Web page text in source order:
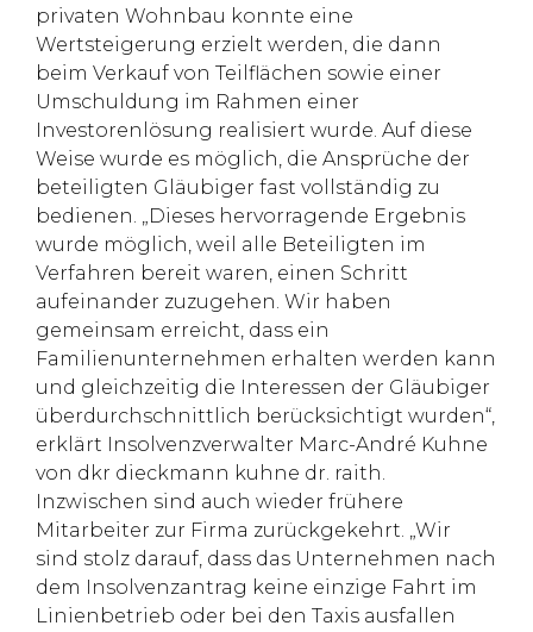
privaten Wohnbau konnte eine
Wertsteigerung erzielt werden, die dann
beim Verkauf von Teilflächen sowie einer
Umschuldung im Rahmen einer
Investorenlösung realisiert wurde. Auf diese
Weise wurde es möglich, die Ansprüche der
beteiligten Gläubiger fast vollständig zu
bedienen. „Dieses hervorragende Ergebnis
wurde möglich, weil alle Beteiligten im
Verfahren bereit waren, einen Schritt
aufeinander zuzugehen. Wir haben
gemeinsam erreicht, dass ein
Familienunternehmen erhalten werden kann
und gleichzeitig die Interessen der Gläubiger
überdurchschnittlich berücksichtigt wurden“,
erklärt Insolvenzverwalter Marc-André Kuhne
von dkr dieckmann kuhne dr. raith.
Inzwischen sind auch wieder frühere
Mitarbeiter zur Firma zurückgekehrt. „Wir
sind stolz darauf, dass das Unternehmen nach
dem Insolvenzantrag keine einzige Fahrt im
Linienbetrieb oder bei den Taxis ausfallen